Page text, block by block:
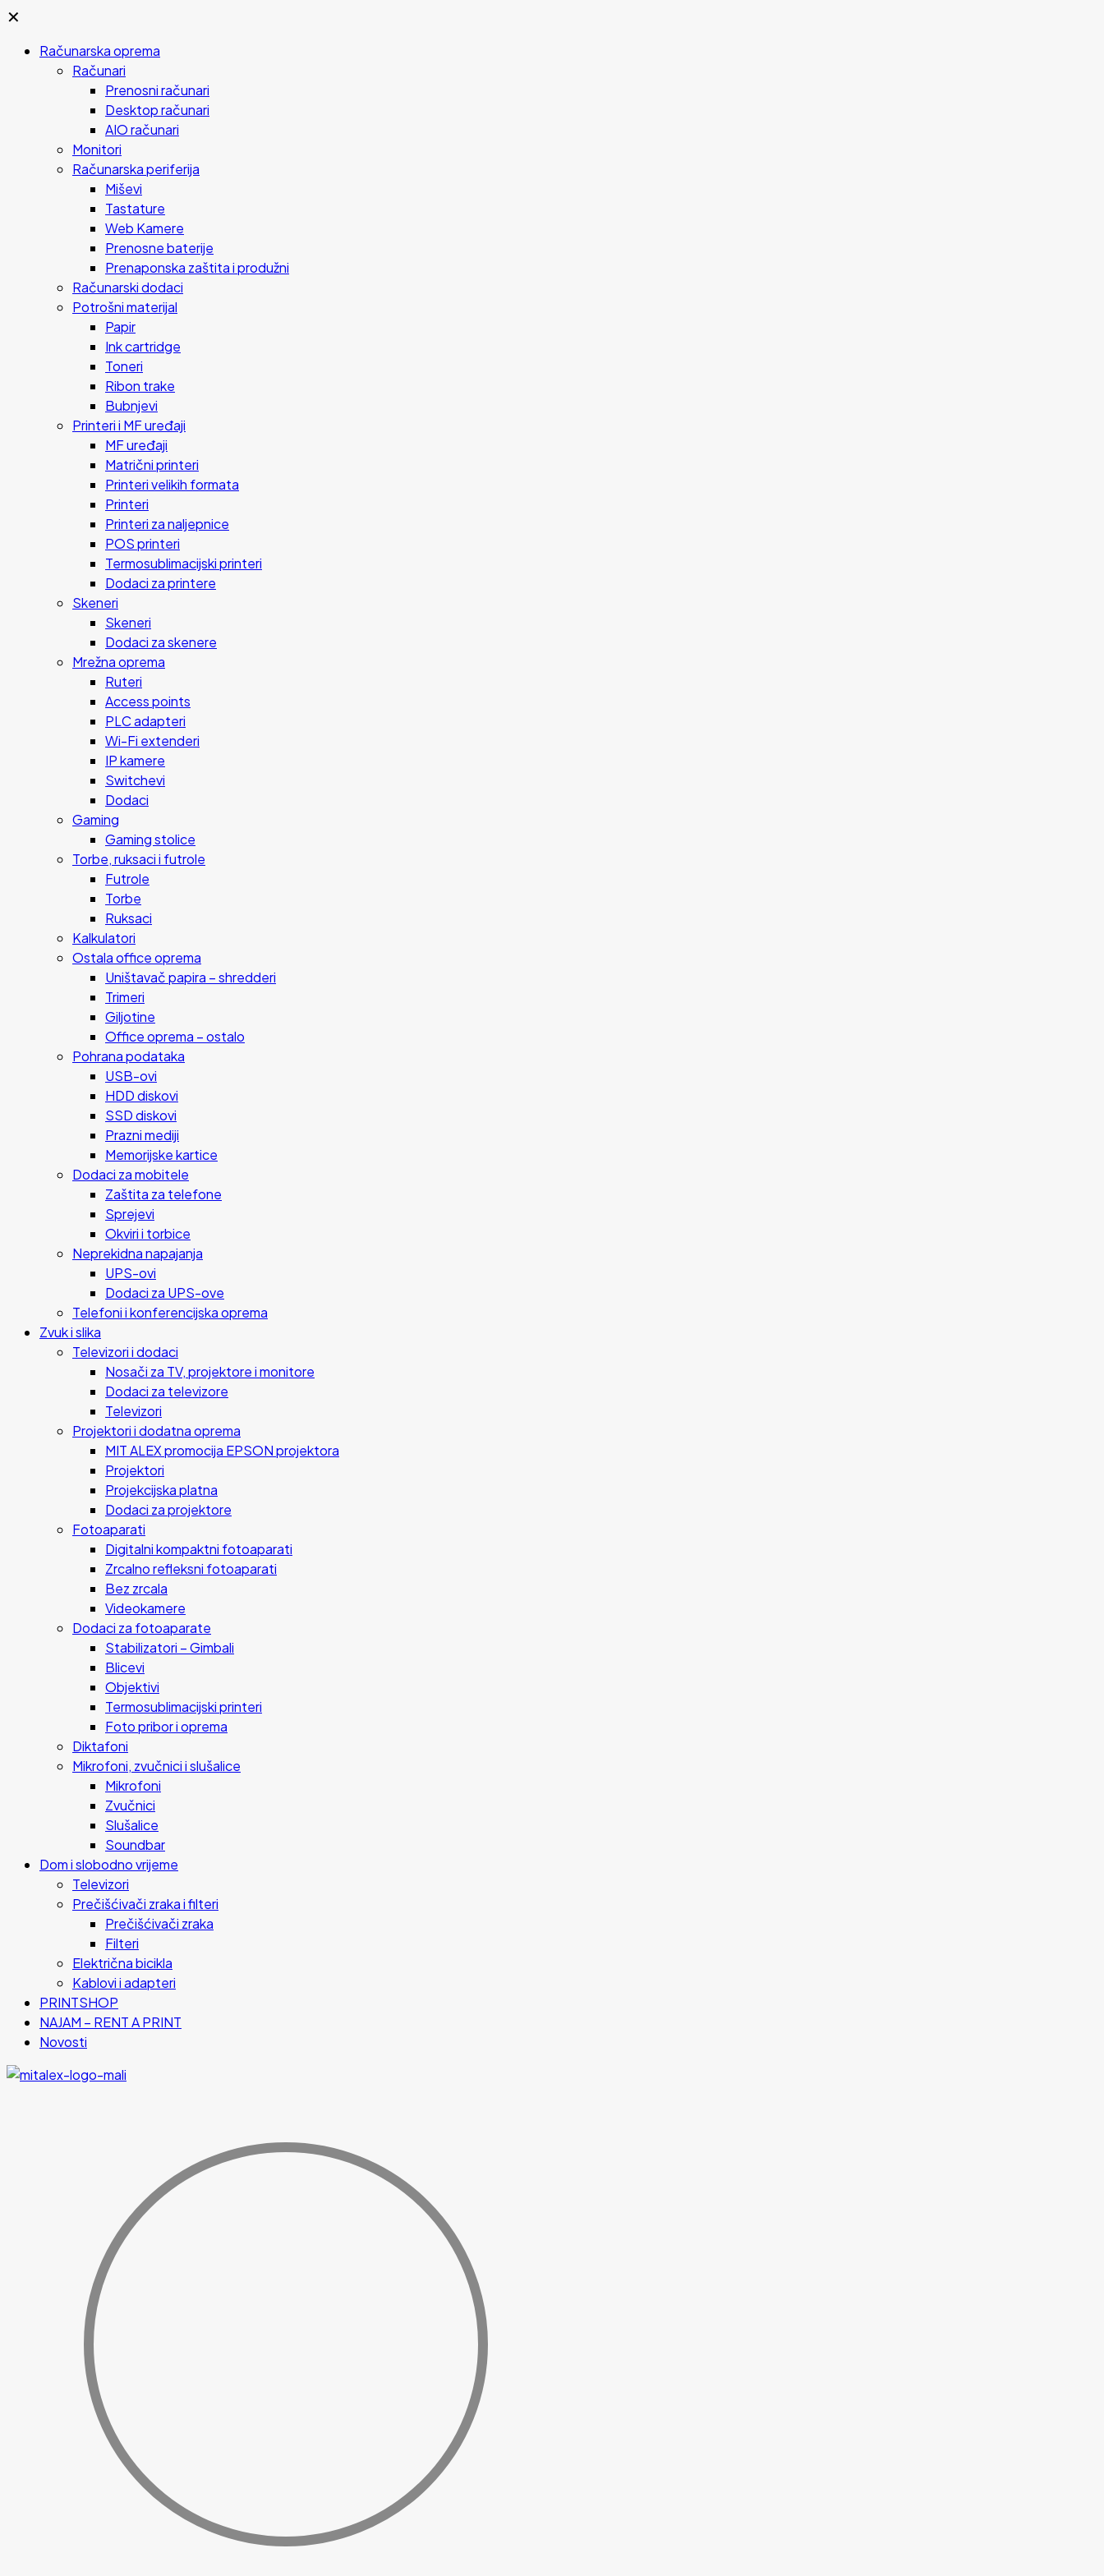
✕
Računarska oprema
Računari
Prenosni računari
Desktop računari
AIO računari
Monitori
Računarska periferija
Miševi
Tastature
Web Kamere
Prenosne baterije
Prenaponska zaštita i produžni
Računarski dodaci
Potrošni materijal
Papir
Ink cartridge
Toneri
Ribon trake
Bubnjevi
Printeri i MF uređaji
MF uređaji
Matrični printeri
Printeri velikih formata
Printeri
Printeri za naljepnice
POS printeri
Termosublimacijski printeri
Dodaci za printere
Skeneri
Skeneri
Dodaci za skenere
Mrežna oprema
Ruteri
Access points
PLC adapteri
Wi-Fi extenderi
IP kamere
Switchevi
Dodaci
Gaming
Gaming stolice
Torbe, ruksaci i futrole
Futrole
Torbe
Ruksaci
Kalkulatori
Ostala office oprema
Uništavač papira – shredderi
Trimeri
Giljotine
Office oprema – ostalo
Pohrana podataka
USB-ovi
HDD diskovi
SSD diskovi
Prazni mediji
Memorijske kartice
Dodaci za mobitele
Zaštita za telefone
Sprejevi
Okviri i torbice
Neprekidna napajanja
UPS-ovi
Dodaci za UPS-ove
Telefoni i konferencijska oprema
Zvuk i slika
Televizori i dodaci
Nosači za TV, projektore i monitore
Dodaci za televizore
Televizori
Projektori i dodatna oprema
MIT ALEX promocija EPSON projektora
Projektori
Projekcijska platna
Dodaci za projektore
Fotoaparati
Digitalni kompaktni fotoaparati
Zrcalno refleksni fotoaparati
Bez zrcala
Videokamere
Dodaci za fotoaparate
Stabilizatori – Gimbali
Blicevi
Objektivi
Termosublimacijski printeri
Foto pribor i oprema
Diktafoni
Mikrofoni, zvučnici i slušalice
Mikrofoni
Zvučnici
Slušalice
Soundbar
Dom i slobodno vrijeme
Televizori
Prečišćivači zraka i filteri
Prečišćivači zraka
Filteri
Električna bicikla
Kablovi i adapteri
PRINTSHOP
NAJAM – RENT A PRINT
Novosti